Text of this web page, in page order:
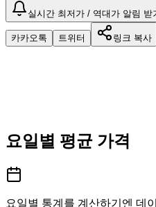
실시간 최저가 / 역대가 알림 받
카카오톡 트위터 링크 복사
요일별 평균 가격
요일별 통계를 계산하기엔 데